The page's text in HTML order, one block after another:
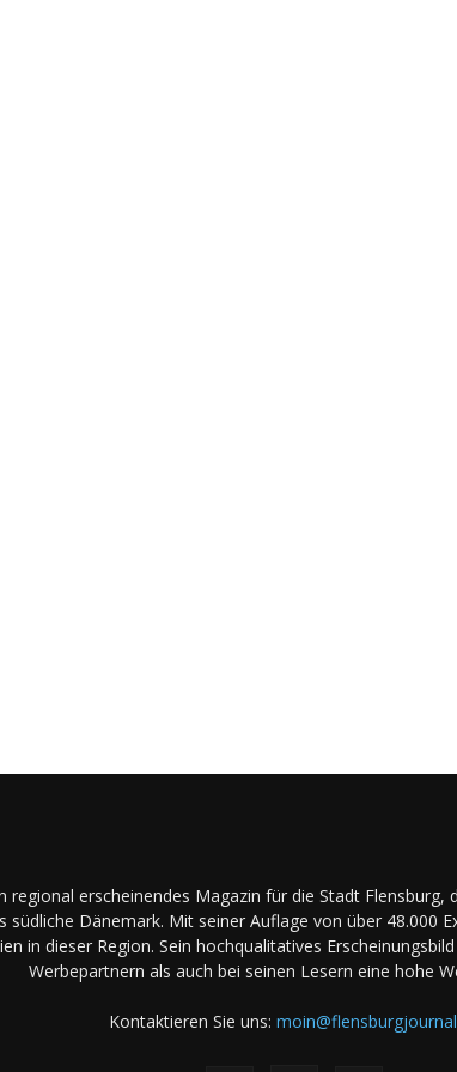
regional erscheinendes Magazin für die Stadt Flensburg,
südliche Dänemark. Mit seiner Auflage von über 48.000
in dieser Region. Sein hochqualitatives
Werbepartnern als auch bei seinen Lesern eine hohe
Kontaktieren Sie uns: